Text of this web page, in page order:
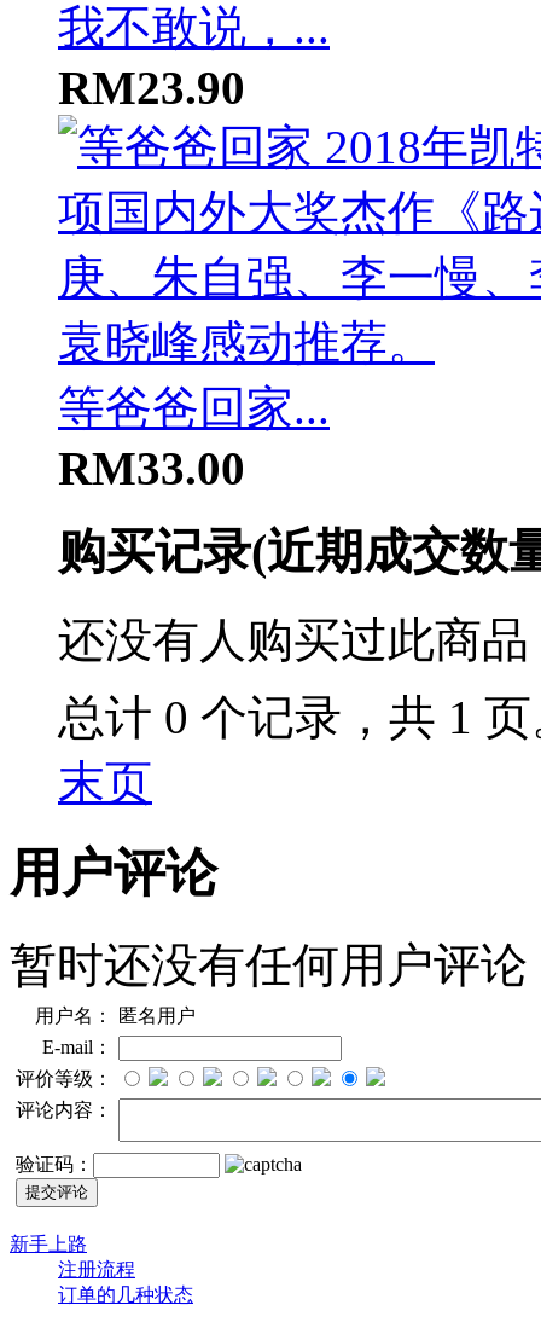
我不敢说，...
RM23.90
等爸爸回家...
RM33.00
购买记录(近期成交数
还没有人购买过此商品
总计 0 个记录，共 1
末页
用户评论
暂时还没有任何用户评论
用户名：
匿名用户
E-mail：
评价等级：
评论内容：
验证码：
新手上路
注册流程
订单的几种状态